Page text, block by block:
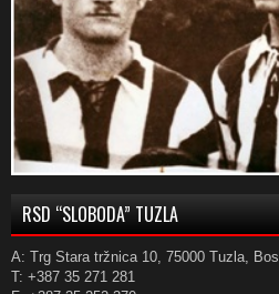
RSD “SLOBODA” TUZLA
A: Trg Stara tržnica 10, 75000 Tuzla,
T: +387 35 271 281